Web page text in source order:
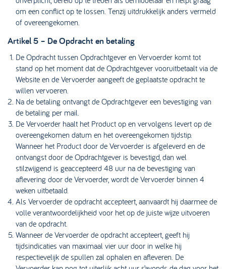
om een conflict op te lossen. Tenzij uitdrukkelijk anders vermeld
of overeengekomen.
Artikel 5 – De Opdracht en betaling
De Opdracht tussen Opdrachtgever en Vervoerder komt tot
stand op het moment dat de Opdrachtgever vooruitbetaalt via de
Website en de Vervoerder aangeeft de geplaatste opdracht te
willen vervoeren.
Na de betaling ontvangt de Opdrachtgever een bevestiging van
de betaling per mail.
De Vervoerder haalt het Product op en vervolgens levert op de
overeengekomen datum en het overeengekomen tijdstip.
Wanneer het Product door de Vervoerder is afgeleverd en de
ontvangst door de Opdrachtgever is bevestigd, dan wel
stilzwijgend is geaccepteerd 48 uur na de bevestiging van
aflevering door de Vervoerder, wordt de Vervoerder binnen 4
weken uitbetaald.
Als Vervoerder de opdracht accepteert, aanvaardt hij daarmee de
volle verantwoordelijkheid voor het op de juiste wijze uitvoeren
van de opdracht.
Wanneer de Vervoerder de opdracht accepteert, geeft hij
tijdsindicaties van maximaal vier uur door in welke hij
respectievelijk de spullen zal ophalen en afleveren. De